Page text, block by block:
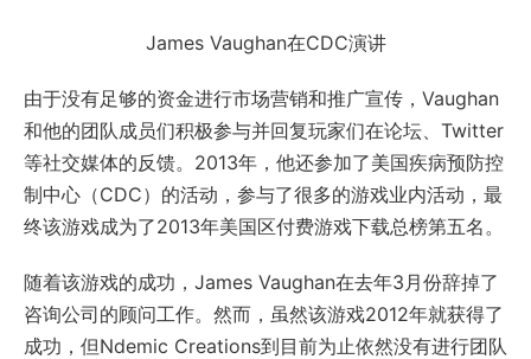
James Vaughan在CDC演讲
由于没有足够的资金进行市场营销和推广宣传，Vaughan
和他的团队成员们积极参与并回复玩家们在论坛、Twitter
等社交媒体的反馈。2013年，他还参加了美国疾病预防控
制中心（CDC）的活动，参与了很多的游戏业内活动，最
终该游戏成为了2013年美国区付费游戏下载总榜第五名。
随着该游戏的成功，James Vaughan在去年3月份辞掉了
咨询公司的顾问工作。然而，虽然该游戏2012年就获得了
成功，但Ndemic Creations到目前为止依然没有进行团队